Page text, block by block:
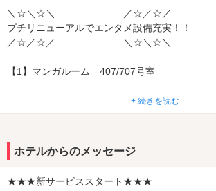
＼☆＼☆＼ ／☆／☆／
プチリニューアルでエンタメ設備充実！！
／☆／☆／ ＼☆＼☆＼
【1】マンガルーム 407/707号室
【2】プラネタリウム 305号室
【4】CINEMA CHANNEL 全室完備
【5】ウォーターサーバー設置部屋有
+ 続きを読む
ホテルからのメッセージ
★★★新サービススタート★★★